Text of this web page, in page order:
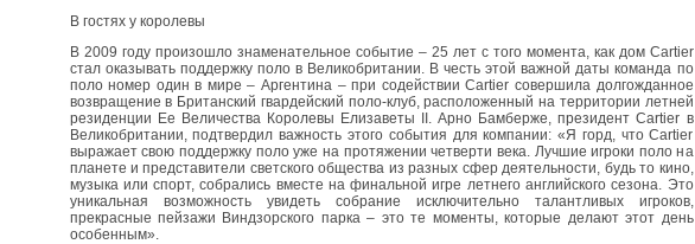
В гостях у королевы
В 2009 году произошло знаменательное событие – 25 лет с того момента, как дом Cartier
стал оказывать поддержку поло в Великобритании. В честь этой важной даты команда по
поло номер один в мире – Аргентина – при содействии Cartier совершила долгожданное
возвращение в Британский гвардейский поло-клуб, расположенный на территории летней
резиденции Ее Величества Королевы Елизаветы II. Арно Бамберже, президент Cartier в
Великобритании, подтвердил важность этого события для компании: «Я горд, что Cartier
выражает свою поддержку поло уже на протяжении четверти века. Лучшие игроки поло на
планете и представители светского общества из разных сфер деятельности, будь то кино,
музыка или спорт, собрались вместе на финальной игре летнего английского сезона. Это
уникальная возможность увидеть собрание исключительно талантливых игроков,
прекрасные пейзажи Виндзорского парка – это те моменты, которые делают этот день
особенным».